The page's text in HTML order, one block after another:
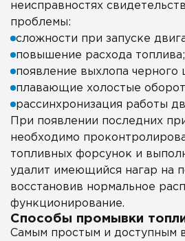
неисправностях
проблемы:
сложности при запуске
повышение расхода топлива;
появление выхлопа черного
плавающие холостые
рассинхронизация работы
При появлении последних
необходимо
топливных форсунок и
удалит имеющийся нагар на
восстановив нормальное
функционирование.
Способы промывки
Самым простым и доступным